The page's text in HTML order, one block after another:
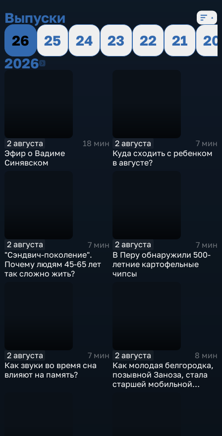
Выпуски
26
25 24 23 22 21
20
20262026
2 августа
18 мин
Эфир о Вадиме
Синявском
2 августа
7 мин
Куда сходить с ребенком
в августе?
2 августа
7 мин
"Сэндвич-поколение".
Почему людям 45-65 лет
так сложно жить?
2 августа
7 мин
В Перу обнаружили 500-
летние картофельные
чипсы
2 августа
7 мин
Как звуки во время сна
влияют на память?
2 августа
8 мин
Как молодая белгородка,
позывной Заноза, стала
старшей мобильной